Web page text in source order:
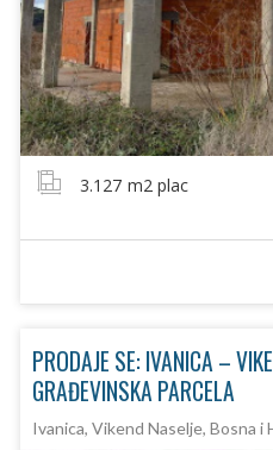
3.127 m2 plac
PRODAJE SE: IVANICA –
GRAĐEVINSKA PARCELA
Ivanica, Vikend Naselje, Bosna i